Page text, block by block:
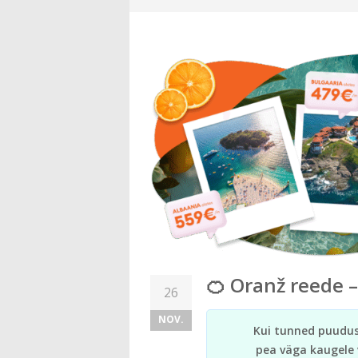
26
NOV.
🍊 Oranž reede
Kui tunned
pea väga